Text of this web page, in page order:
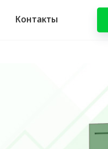
Контакты